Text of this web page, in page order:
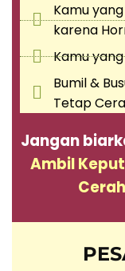
Kamu
karena
Kamu
Bumil &
Tetap
Jangan
Ambil